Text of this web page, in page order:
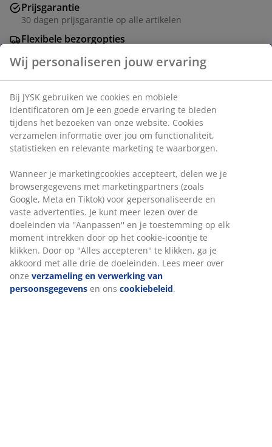
Prijsgarantie
30 dagen prijsgarantie op alle artikelen
Flexibele bezorgopties
Binnenkussen 40x40 cm met zachte, lichte vulling van
gesiliconiseerde holle vezels (100% gerecycleerd), 450
g. Hoes van 100% katoen. Wasbaar op 60° C.
Specificaties
Beoordelingen
(0)
Wij personaliseren jouw ervaring
Bij JYSK gebruiken we cookies en mobiele
identificatoren om je een goede ervaring te bieden
tijdens het bezoeken van onze website. Cookies
verzamelen informatie over jou om functionaliteit,
statistieken en relevante marketing te waarborgen.
Wanneer je marketingcookies accepteert, delen we je
browsergegevens met marketingpartners (zoals
Google, Meta en Tiktok) voor gepersonaliseerde en
vaste advertenties. Je kunt meer lezen over de
doeleinden via ''Aanpassen'' en je toestemming op elk
moment intrekken door op het cookie-icoontje te
klikken. Door op ''Alles accepteren'' te klikken, ga je
akkoord met alle drie de doeleinden. Lees meer over
onze verzameling en verwerking van
persoonsgegevens en ons cookiebeleid.